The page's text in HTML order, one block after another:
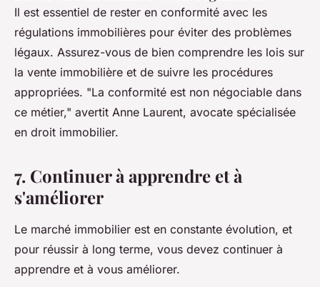
Il est essentiel de rester en conformité avec les
régulations immobilières pour éviter des problèmes
légaux. Assurez-vous de bien comprendre les lois sur
la vente immobilière et de suivre les procédures
appropriées. "La conformité est non négociable dans
ce métier," avertit Anne Laurent, avocate spécialisée
en droit immobilier.
7. Continuer à apprendre et à
s'améliorer
Le marché immobilier est en constante évolution, et
pour réussir à long terme, vous devez continuer à
apprendre et à vous améliorer.